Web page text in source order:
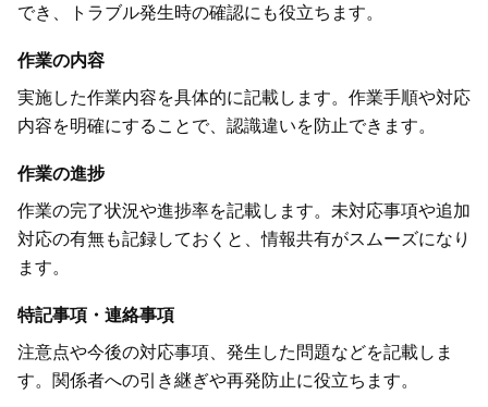
でき、トラブル発生時の確認にも役立ちます。
作業の内容
実施した作業内容を具体的に記載します。作業手順や対応
内容を明確にすることで、認識違いを防止できます。
作業の進捗
作業の完了状況や進捗率を記載します。未対応事項や追加
対応の有無も記録しておくと、情報共有がスムーズになり
ます。
特記事項・連絡事項
注意点や今後の対応事項、発生した問題などを記載しま
す。関係者への引き継ぎや再発防止に役立ちます。